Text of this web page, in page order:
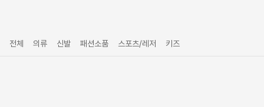
전체 의류 신발 패션소품 스포츠/레저 키즈